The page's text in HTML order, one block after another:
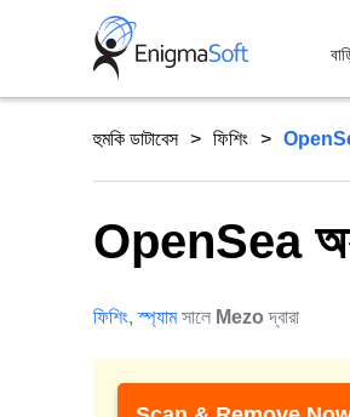
হুমকি ডাটাবেস ফিশিং
OpenSea
ফিশিং,স্প্যামসালে Mezo দ্বারা